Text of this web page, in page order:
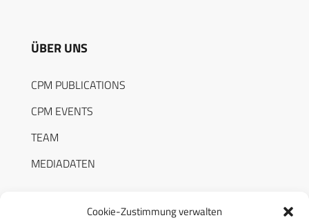
Cookie-Zustimmung verwalten
ÜBER UNS
CPM PUBLICATIONS
CPM EVENTS
TEAM
MEDIADATEN